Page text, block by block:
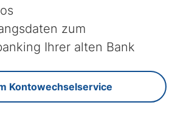
zum
Ihrer alten Bank
Kontowechselservice